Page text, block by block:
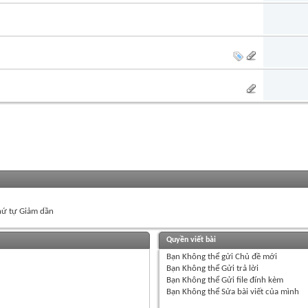
tự Giảm dần
Quyền viết bài
Bạn Không thểgửi Chủ đề mới
Bạn Không thểGửi trả lời
Bạn Không thểGửi file đính kèm
Bạn Không thểSửa bài viết của mình